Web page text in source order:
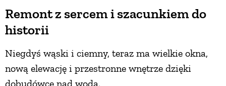
Remont z sercem i szacunkiem do
historii
Niegdyś wąski i ciemny, teraz ma wielkie okna,
nową elewację i przestronne wnętrze dzięki
dobudówce nad wodą.